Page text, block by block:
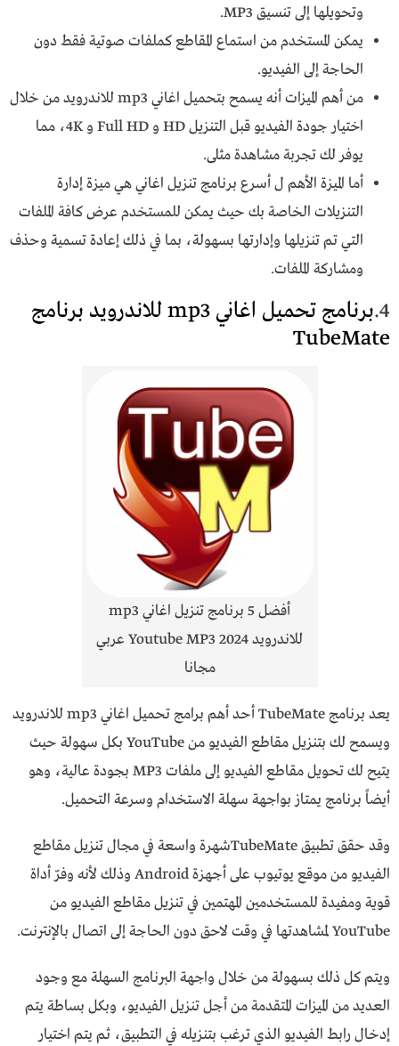
وتحويلها إلى تنسيق MP3.
يمكن المستخدم من استماع المقاطع كملفات صوتية فقط دون
الحاجة إلى الفيديو.
من أهم الميزات أنه يسمح بتحميل اغاني mp3 للاندرويد من خلال
اختيار جودة الفيديو قبل التنزيل HD و Full HD و 4K، مما
يوفر لك تجربة مشاهدة مثلى.
أما الميزة الأهم ل أسرع برنامج تنزيل اغاني هي ميزة إدارة
التنزيلات الخاصة بك حيث يمكن للمستخدم عرض كافة الملفات
التي تم تنزيلها وإدارتها بسهولة، بما في ذلك إعادة تسمية وحذف
ومشاركة الملفات.
4.
برنامج تحميل اغاني mp3 للاندرويد برنامج
TubeMate
أفضل 5 برنامج تنزيل اغاني mp3
للاندرويد Youtube MP3 2024 عربي
مجانا
يعد برنامج TubeMate أحد أهم برامج تحميل اغاني mp3 للاندرويد
ويسمح لك بتنزيل مقاطع الفيديو من YouTube بكل سهولة حيث
يتيح لك تحويل مقاطع الفيديو إلى ملفات MP3 بجودة عالية، وهو
أيضاً برنامج يمتاز بواجهة سهلة الاستخدام وسرعة التحميل.
وقد حقق تطبيق TubeMateشهرة واسعة في مجال تنزيل مقاطع
الفيديو من موقع يوتيوب على أجهزة Android وذلك لأنه وفرّ أداة
قوية ومفيدة للمستخدمين المهتمين في تنزيل مقاطع الفيديو من
YouTube لمشاهدتها في وقت لاحق دون الحاجة إلى اتصال بالإنترنت.
ويتم كل ذلك بسهولة من خلال واجهة البرنامج السهلة مع وجود
العديد من الميزات المتقدمة من أجل تنزيل الفيديو، وبكل بساطة يتم
إدخال رابط الفيديو الذي ترغب بتنزيله في التطبيق، ثم يتم اختيار